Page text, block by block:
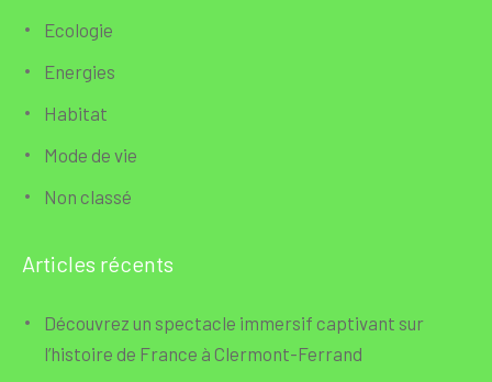
Ecologie
Energies
Habitat
Mode de vie
Non classé
Articles récents
Découvrez un spectacle immersif captivant sur
l’histoire de France à Clermont-Ferrand